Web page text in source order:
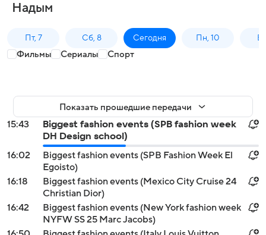
Надым
Пт, 7 Сб, 8 Сегодня Пн, 10
Фильмы Сериалы Спорт
Показать прошедшие передачи
15:43
Biggest fashion events (SPB fashion week
DH Design school)
16:02
Biggest fashion events (SPB Fashion Week El
Egoisto)
16:18
Biggest fashion events (Mexico City Cruise 24
Christian Dior)
16:42
Biggest fashion events (New York fashion week
NYFW SS 25 Marc Jacobs)